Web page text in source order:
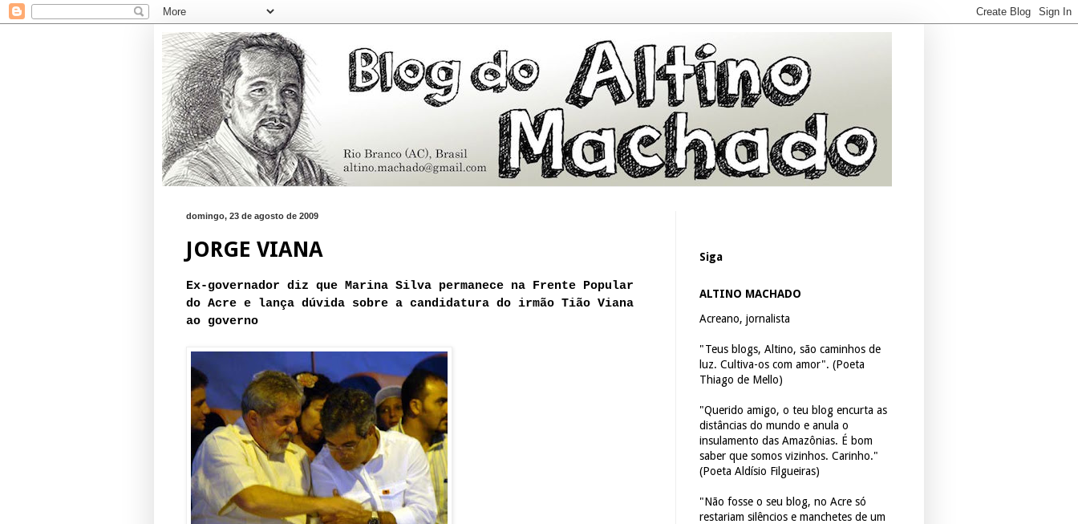
domingo, 23 de agosto de 2009
JORGE VIANA
Ex-governador diz que Marina Silva permanece na Frente Popular
do Acre e lança dúvida sobre a candidatura do irmão Tião Viana
ao governo
Siga
ALTINO MACHADO
Acreano, jornalista
"Teus blogs, Altino, são caminhos de
luz. Cultiva-os com amor". (Poeta
Thiago de Mello)
"Querido amigo, o teu blog encurta as
distâncias do mundo e anula o
insulamento das Amazônias. É bom
saber que somos vizinhos. Carinho."
(Poeta Aldísio Filgueiras)
"Não fosse o seu blog, no Acre só
restariam silêncios e manchetes de um